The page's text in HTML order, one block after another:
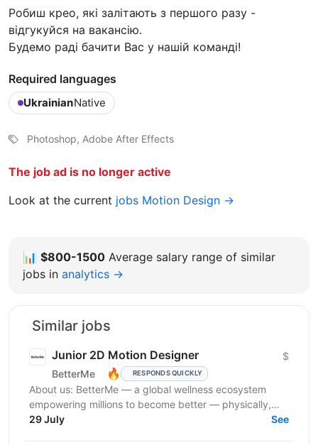
Робиш крео, які залітають з першого разу -
відгукуйся на вакансію.
Будемо раді бачити Вас у нашій команді!
Required languages
UkrainianNative
Photoshop, Adobe After Effects
The job ad is no longer active
Look at the current jobs Motion Design →
📊 $800-1500 Average salary range of similar
jobs in analytics →
Similar jobs
Junior 2D Motion Designer
BetterMe 🔥 RESPONDS QUICKLY
$
About us: BetterMe — a global wellness ecosystem
empowering millions to become better — physically,
mentally, and emotionally. We build what makes
29 July See